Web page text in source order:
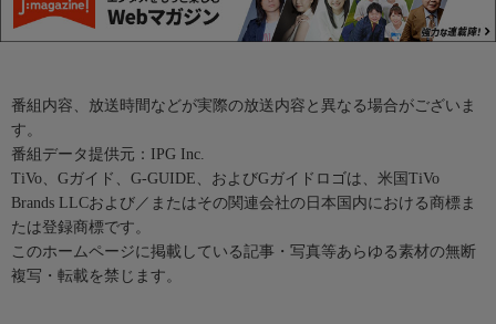
番組内容、放送時間などが実際の放送内容と異なる場合がございま
す。
番組データ提供元：IPG Inc.
TiVo、Gガイド、G-GUIDE、およびGガイドロゴは、米国TiVo
Brands LLCおよび／またはその関連会社の日本国内における商標ま
たは登録商標です。
このホームページに掲載している記事・写真等あらゆる素材の無断
複写・転載を禁じます。